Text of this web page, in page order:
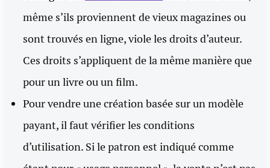
même s’ils proviennent de vieux magazines ou
sont trouvés en ligne, viole les droits d’auteur.
Ces droits s’appliquent de la même manière que
pour un livre ou un film.
Pour vendre une création basée sur un modèle
payant, il faut vérifier les conditions
d’utilisation. Si le patron est indiqué comme